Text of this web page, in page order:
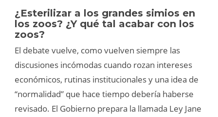
¿Esterilizar a los grandes simios en
los zoos? ¿Y qué tal acabar con los
zoos?
El debate vuelve, como vuelven siempre las
discusiones incómodas cuando rozan intereses
económicos, rutinas institucionales y una idea de
“normalidad” que hace tiempo debería haberse
revisado. El Gobierno prepara la llamada Ley Jane